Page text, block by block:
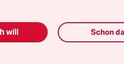
will Schon